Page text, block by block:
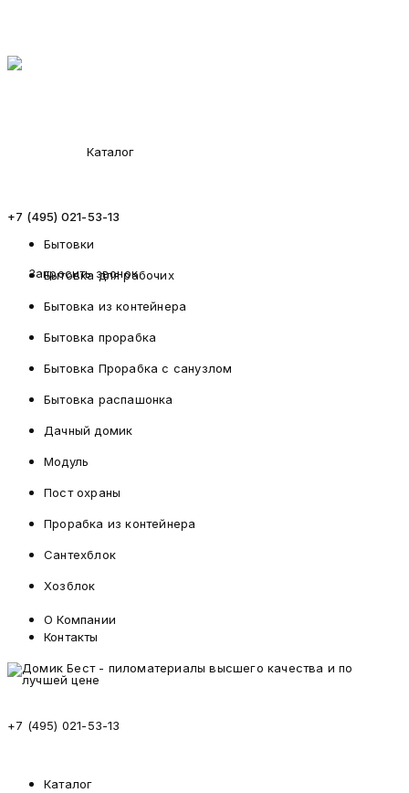
Каталог
+7 (495) 021-53-13
Запросить звонок
Бытовки
Бытовка для рабочих
Бытовка из контейнера
Бытовка прорабка
Бытовка Прорабка с санузлом
Бытовка распашонка
Дачный домик
Модуль
Пост охраны
Прорабка из контейнера
Сантехблок
Хозблок
О Компании
Контакты
+7 (495) 021-53-13
Каталог